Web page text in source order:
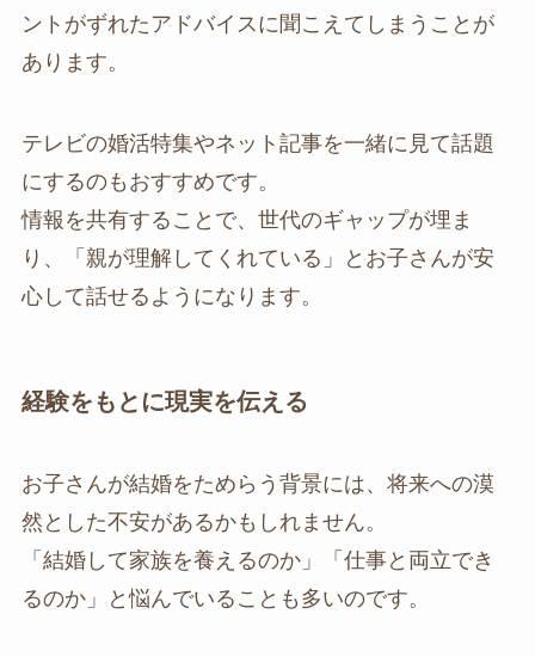
ントがずれたアドバイスに聞こえてしまうことが
あります。
テレビの婚活特集やネット記事を一緒に見て話題
にするのもおすすめです。
情報を共有することで、世代のギャップが埋ま
り、「親が理解してくれている」とお子さんが安
心して話せるようになります。
経験をもとに現実を伝える
お子さんが結婚をためらう背景には、将来への漠
然とした不安があるかもしれません。
「結婚して家族を養えるのか」「仕事と両立でき
るのか」と悩んでいることも多いのです。